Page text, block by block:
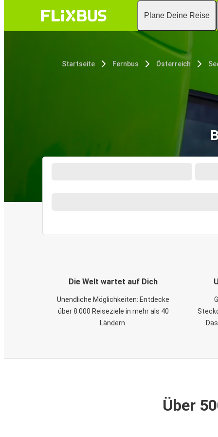
Plane Deine Reise
Startseite Fernbus Österreich
Die Welt wartet auf Dich
Unendliche Möglichkeiten: Entdecke
über 8.000 Reiseziele in mehr als 40
Ländern.
Über